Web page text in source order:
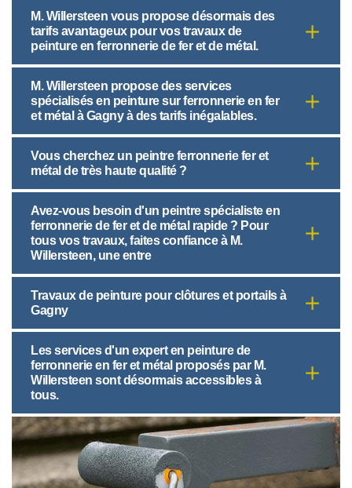
M. Willersteen vous propose désormais des
tarifs avantageux pour vos travaux de
peinture en ferronnerie de fer et de métal.
M. Willersteen propose des services
spécialisés en peinture sur ferronnerie en fer
et métal à Gagny à des tarifs inégalables.
Vous cherchez un peintre ferronnerie fer et
métal de très haute qualité ?
Avez-vous besoin d'un peintre spécialiste en
ferronnerie de fer et de métal rapide ? Pour
tous vos travaux, faites confiance à M.
Willersteen, une entre
Travaux de peinture pour clôtures et portails à
Gagny
Les services d'un expert en peinture de
ferronnerie en fer et métal proposés par M.
Willersteen sont désormais accessibles à
tous.